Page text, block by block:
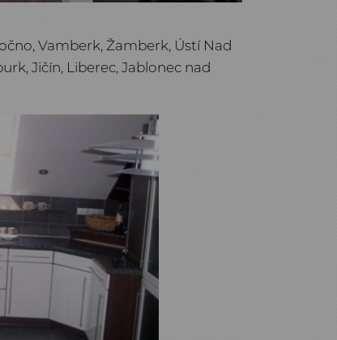
Vamberk, Žamberk, Ústí Nad
Jičín, Liberec, Jablonec nad